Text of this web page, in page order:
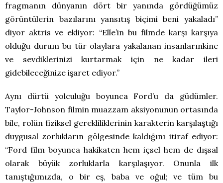
fragmanın dünyanın dört bir yanında gördüğümüz
görüntülerin bazılarını yansıtış biçimi beni yakaladı”
diyor aktris ve ekliyor: “Elle’in bu filmde karşı karşıya
olduğu durum bu tür olaylara yakalanan insanlarınkine
ve sevdiklerinizi kurtarmak için ne kadar ileri
gidebileceğinize işaret ediyor.”
Aynı dürtü yolculuğu boyunca Ford’u da güdümler.
Taylor-Johnson filmin muazzam aksiyonunun ortasında
bile, rolün fiziksel gerekliliklerinin karakterin karşılaştığı
duygusal zorlukların gölgesinde kaldığını itiraf ediyor:
“Ford film boyunca hakikaten hem içsel hem de dışsal
olarak büyük zorluklarla karşılaşıyor. Onunla ilk
tanıştığımızda, o bir eş, baba ve oğul; ve tüm bu